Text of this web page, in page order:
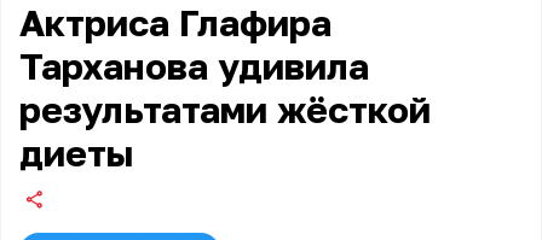
Актриса Глафира
Тарханова удивила
результатами жёсткой
диеты